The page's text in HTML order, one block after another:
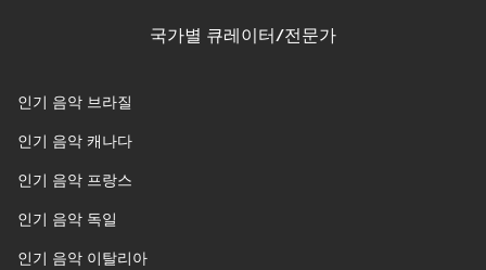
국가별 큐레이터/전문가
인기 음악 브라질
인기 음악 캐나다
인기 음악 프랑스
인기 음악 독일
인기 음악 이탈리아